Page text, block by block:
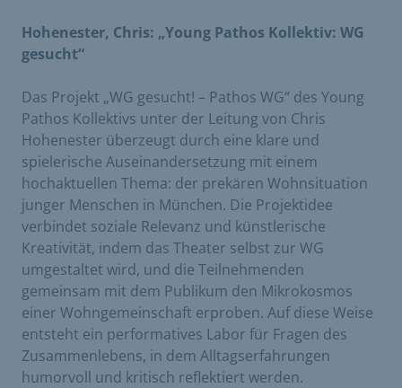
Hohenester, Chris: „Young Pathos Kollektiv: WG
gesucht“
Das Projekt „WG gesucht! – Pathos WG“ des Young
Pathos Kollektivs unter der Leitung von Chris
Hohenester überzeugt durch eine klare und
spielerische Auseinandersetzung mit einem
hochaktuellen Thema: der prekären Wohnsituation
junger Menschen in München. Die Projektidee
verbindet soziale Relevanz und künstlerische
Kreativität, indem das Theater selbst zur WG
umgestaltet wird, und die Teilnehmenden
gemeinsam mit dem Publikum den Mikrokosmos
einer Wohngemeinschaft erproben. Auf diese Weise
entsteht ein performatives Labor für Fragen des
Zusammenlebens, in dem Alltagserfahrungen
humorvoll und kritisch reflektiert werden.